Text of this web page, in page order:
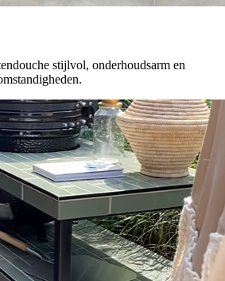
stijlvol, onderhoudsarm en